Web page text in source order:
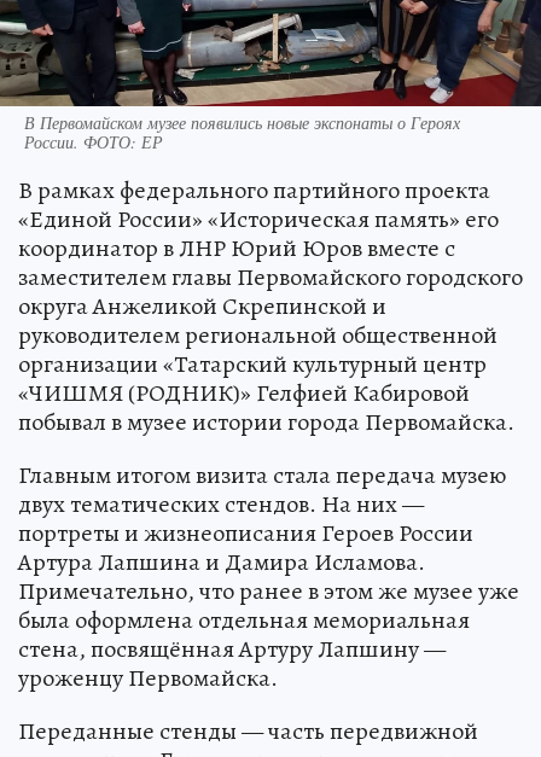
В Первомайском музее появились новые экспонаты о Героях
России. ФОТО: ЕР
В рамках федерального партийного проекта
«Единой России» «Историческая память» его
координатор в ЛНР Юрий Юров вместе с
заместителем главы Первомайского городского
округа Анжеликой Скрепинской и
руководителем региональной общественной
организации «Татарский культурный центр
«ЧИШМЯ (РОДНИК)» Гелфией Кабировой
побывал в музее истории города Первомайска.
Главным итогом визита стала передача музею
двух тематических стендов. На них —
портреты и жизнеописания Героев России
Артура Лапшина и Дамира Исламова.
Примечательно, что ранее в этом же музее уже
была оформлена отдельная мемориальная
стена, посвящённая Артуру Лапшину —
уроженцу Первомайска.
Переданные стенды — часть передвижной